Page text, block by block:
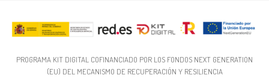
PROGRAMA KIT DIGITAL COFINANCIADO POR LOS FONDOS NEXT GENERATION
(EU) DEL MECANISMO DE RECUPERACIÓN Y RESILIENCIA